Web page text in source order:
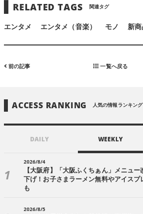
RELATED TAGS 関連タグ
エンタメ エンタメ（音楽） モノ 新商
前の記事 一覧へ戻る
ACCESS RANKING 人気の情報ランキング
DAILY WEEKLY
2026/8/4
【大阪府】「大阪ふくちぁん」メニュー
下げ！お子さまラーメン無料やアイスプ
も
2026/8/5